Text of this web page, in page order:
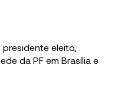
presidente eleito,
da PF em Brasília e